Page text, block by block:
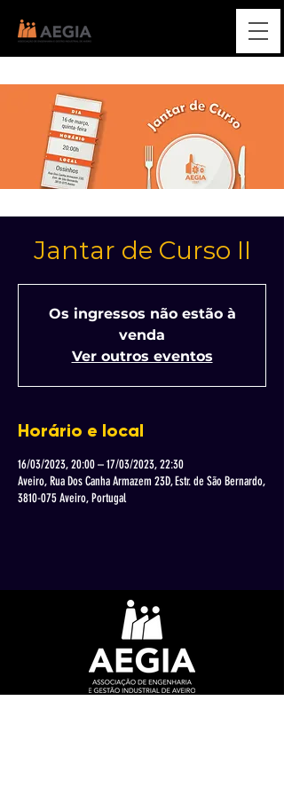
Jantar de Curso II
Os ingressos não estão à
venda
Ver outros eventos
Horário e local
16/03/2023, 20:00 – 17/03/2023, 22:30
Aveiro, Rua Dos Canha Armazem 23D, Estr. de São Bernardo,
3810-075 Aveiro, Portugal